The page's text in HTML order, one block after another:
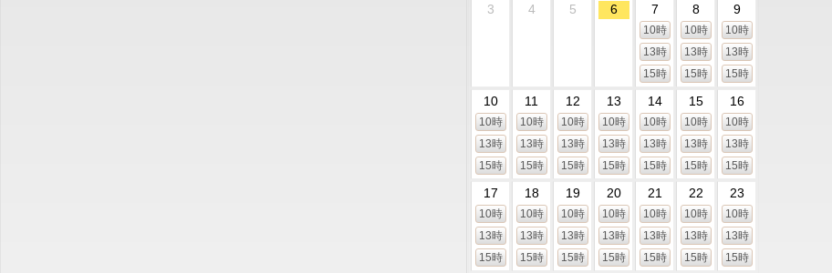
3
4 5 6 7
10時
13時
15時
8
10時
13時
15時
9
10時
13時
15時
10
10時
13時
15時
11
10時
13時
15時
12
10時
13時
15時
13
10時
13時
15時
14
10時
13時
15時
15
10時
13時
15時
16
10時
13時
15時
17
10時
13時
15時
18
10時
13時
15時
19
10時
13時
15時
20
10時
13時
15時
21
10時
13時
15時
22
10時
13時
15時
23
10時
13時
15時